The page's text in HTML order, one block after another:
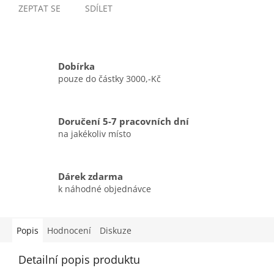
ZEPTAT SE SDÍLET
Dobírka
pouze do částky 3000,-Kč
Doručení 5-7 pracovních dní
na jakékoliv místo
Dárek zdarma
k náhodné objednávce
Popis Hodnocení Diskuze
Detailní popis produktu